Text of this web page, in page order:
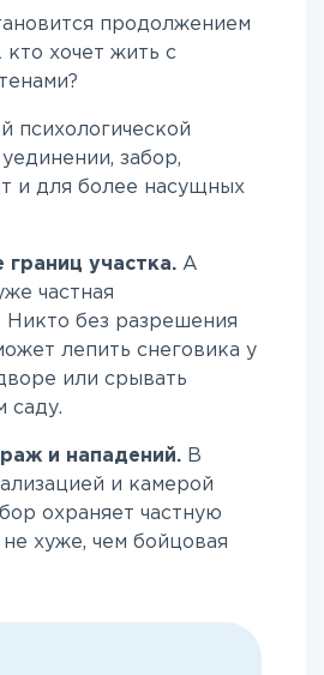
продолжением
хочет жить с
психологической
забор,
и для более насущных
границ участка. А
частная
Никто без разрешения
лепить снеговика у
или срывать
саду.
и нападений. В
и камерой
охраняет частную
хуже, чем бойцовая